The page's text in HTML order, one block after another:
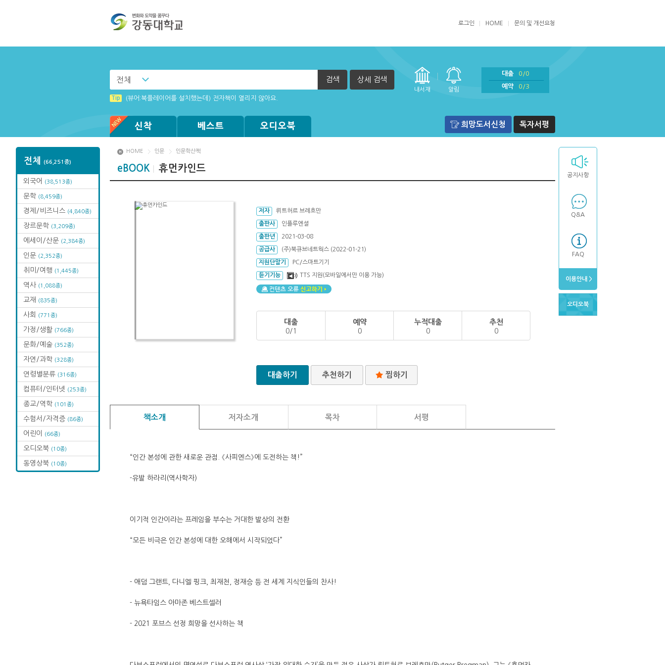
로그인 HOME 문의 및 개선요청
전체 검색 상세 검색
내서재 알림
대출
0/0
예약
0/3
Tip (뷰어:북플레이어를 설치했는데) 전자책이 열리지 않아요.
신착 베스트 오디오북 희망도서신청 독자서평
전체 (66,251종)
외국어 (38,513종)
문학 (8,459종)
경제/비즈니스 (4,840종)
장르문학 (3,209종)
에세이/산문 (2,384종)
인문 (2,352종)
취미/여행 (1,445종)
역사 (1,088종)
교재 (835종)
사회 (771종)
가정/생활 (766종)
문화/예술 (352종)
자연/과학 (328종)
연령별분류 (316종)
컴퓨터/인터넷 (253종)
종교/역학 (101종)
수험서/자격증 (86종)
어린이 (66종)
오디오북 (10종)
동영상북 (10종)
공지사항
Q&A
FAQ
이용안내 >
오디오북
HOME 인문 인문학산책
eBOOK 휴먼카인드
저자 뤼트허르 브레흐만
출판사 인플루엔셜
출판년 2021-03-08
공급사 (주)북큐브네트웍스 (2022-01-21)
지원단말기 PC/스마트기기
듣기기능 TTS 지원(모바일에서만 이용 가능)
대출
0/1
예약
0
누적대출
0
추천
0
대출하기 추천하기 찜하기
책소개 저자소개 목차 서평
“인간 본성에 관한 새로운 관점. 《사피엔스》에 도전하는 책!”
-유발 하라리(역사학자)
이기적 인간이라는 프레임을 부수는 거대한 발상의 전환
“모든 비극은 인간 본성에 대한 오해에서 시작되었다”
- 애덤 그랜트, 다니엘 핑크, 최재천, 정재승 등 전 세계 지식인들의 찬사!
- 뉴욕타임스 아마존 베스트셀러
- 2021 포브스 선정 희망을 선사하는 책